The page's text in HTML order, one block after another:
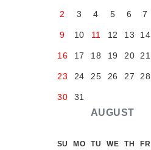
AUGUST
2 3 4 5 6 7
9 10 11 12 13 14
16 17 18 19 20 21
23 24 25 26 27 28
30 31
SU MO TU WE TH FR